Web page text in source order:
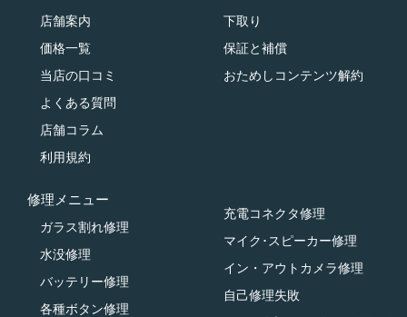
店舗案内
価格一覧
当店の口コミ
よくある質問
店舗コラム
利用規約
下取り
保証と補償
おためしコンテンツ解約
修理メニュー
ガラス割れ修理
水没修理
バッテリー修理
各種ボタン修理
充電コネクタ修理
マイク･スピーカー修理
イン・アウトカメラ修理
自己修理失敗